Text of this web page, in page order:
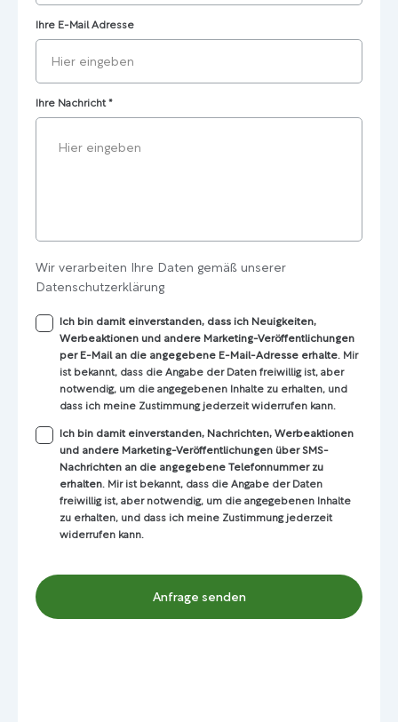
Ihre E-Mail Adresse
Ihre Nachricht*
Wir verarbeiten Ihre Daten gemäß unserer
Datenschutzerklärung
Ich bin damit einverstanden, dass ich Neuigkeiten,
Werbeaktionen und andere Marketing-Veröffentlichungen
per E-Mail an die angegebene E-Mail-Adresse erhalte. Mir
ist bekannt, dass die Angabe der Daten freiwillig ist, aber
notwendig, um die angegebenen Inhalte zu erhalten, und
dass ich meine Zustimmung jederzeit widerrufen kann.
Ich bin damit einverstanden, Nachrichten, Werbeaktionen
und andere Marketing-Veröffentlichungen über SMS-
Nachrichten an die angegebene Telefonnummer zu
erhalten. Mir ist bekannt, dass die Angabe der Daten
freiwillig ist, aber notwendig, um die angegebenen Inhalte
zu erhalten, und dass ich meine Zustimmung jederzeit
widerrufen kann.